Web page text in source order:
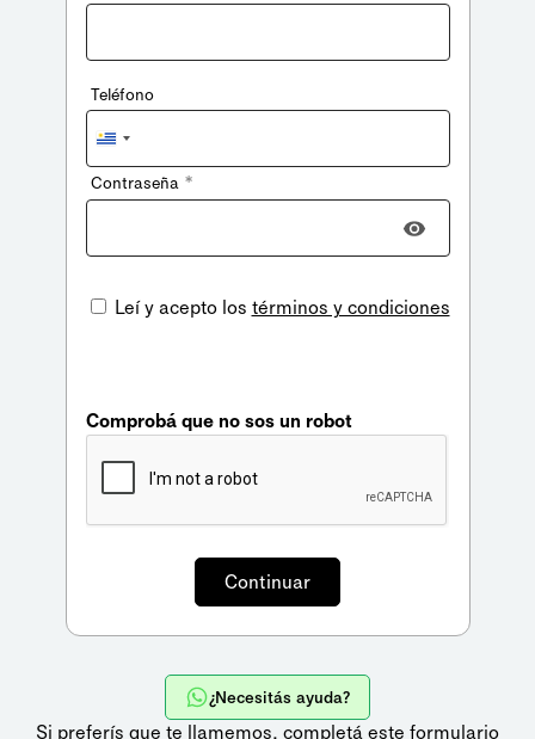
Teléfono
Uruguay
+598
Contraseña *
Leí y acepto los términos y condiciones
Comprobá que no sos un robot
¿Necesitás ayuda?
Si preferís que te llamemos, completá este formulario